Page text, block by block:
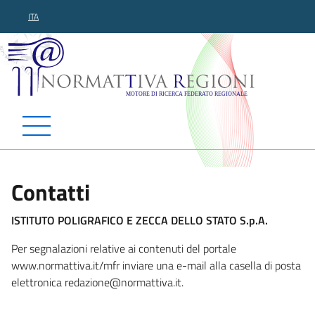
ITA
Normattiva Regioni -
Contatti
ISTITUTO POLIGRAFICO E ZECCA DELLO STATO S.p.A.
Per segnalazioni relative ai contenuti del portale
www.normattiva.it/mfr inviare una e-mail alla casella di posta
elettronica redazione@normattiva.it.